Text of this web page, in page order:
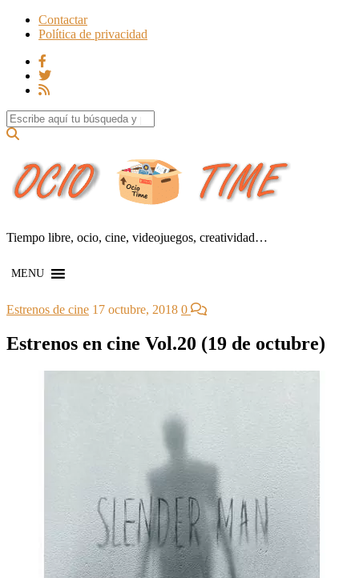
Contactar
Política de privacidad
Search for:
Tiempo libre, ocio, cine, videojuegos, creatividad…
MENU
Estrenos de cine 17 octubre, 2018 0
Estrenos en cine Vol.20 (19 de octubre)